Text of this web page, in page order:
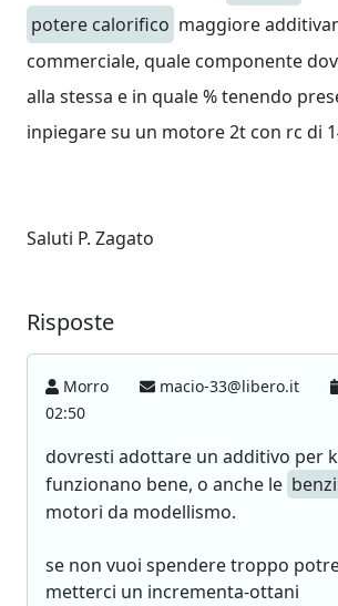
potere calorifico maggiore
commerciale, quale componente
alla stessa e in quale % tenendo
inpiegare su un motore 2t con rc di
Saluti P. Zagato
Risposte
Morro macio-33@libero.it
02:50
dovresti adottare un additivo per
funzionano bene, o anche le
motori da modellismo.
se non vuoi spendere troppo
metterci un incrementa-ottani